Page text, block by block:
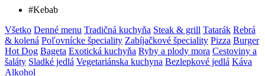
#Kebab
Všetko Denné menu Tradičná kuchyňa Steak & grill Tatarák Rebrá
& kolená Poľovnícke špeciality Zabíjačkové špeciality Pizza Burger
Hot Dog Bageta Exotická kuchyňa Ryby a plody mora Cestoviny a
šaláty Sladké jedlá Vegetariánska kuchyna Bezlepkové jedlá Káva
Alkohol